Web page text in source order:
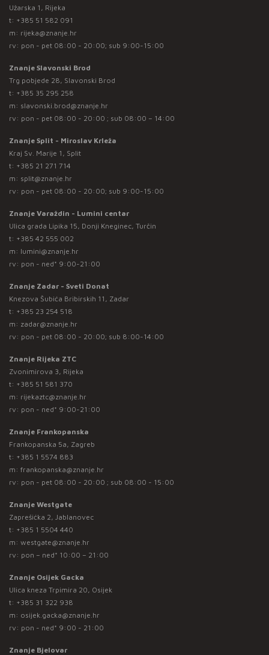
Užarska 1, Rijeka
t: +385 51 582 091
m: rijeka@znanje.hr
rv: pon - pet 08:00 - 20:00; sub 9:00-15:00
Znanje Slavonski Brod
Trg pobjede 28, Slavonski Brod
t: +385 35 295 258
m: slavonski.brod@znanje.hr
rv: pon - pet 08:00 - 20:00 ; sub 08:00 – 14:00
Znanje Split - Miroslav Krleža
Kraj Sv. Marije 1, Split
t: +385 21 271 714
m: split@znanje.hr
rv: pon - pet 08:00 - 20:00; sub 9:00-15:00
Znanje Varaždin - Lumini centar
Ulica grada Lipika 15, Donji Kneginec, Turčin
t: +385 42 555 002
m: lumini@znanje.hr
rv: pon - ned* 9:00-21:00
Znanje Zadar - Sveti Donat
Knezova Šubića Bribirskih 11, Zadar
t: +385 23 254 518
m: zadar@znanje.hr
rv: pon - pet 08:00 - 20:00; sub 8:00-14:00
Znanje Rijeka ZTC
Zvonimirova 3, Rijeka
t: +385 51 581 370
m: rijekaztc@znanje.hr
rv: pon - ned* 9:00-21:00
Znanje Frankopanska
Frankopanska 5a, Zagreb
t: +385 1 5574 883
m: frankopanska@znanje.hr
rv: pon - pet 08:00 - 20:00 ; sub 08:00 - 15:00
Znanje Westgate
Zaprešićka 2, Jablanovec
t: +385 1 5504 440
m: westgate@znanje.hr
rv: pon – ned* 10:00 – 21:00
Znanje Osijek Gacka
Ulica kneza Trpimira 20, Osijek
t: +385 31 322 938
m: osijek.gacka@znanje.hr
rv: pon - ned* 9:00 - 21:00
Znanje Bjelovar